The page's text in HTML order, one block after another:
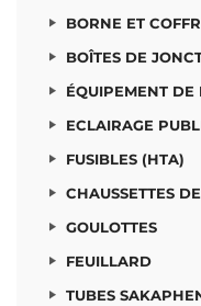
BORNE ET
BOÎTES DE
ÉQUIPEMENT DE
ECLAIRAGE
FUSIBLES (HTA)
CHAUSSETTES
GOULOTTES
FEUILLARD
TUBES